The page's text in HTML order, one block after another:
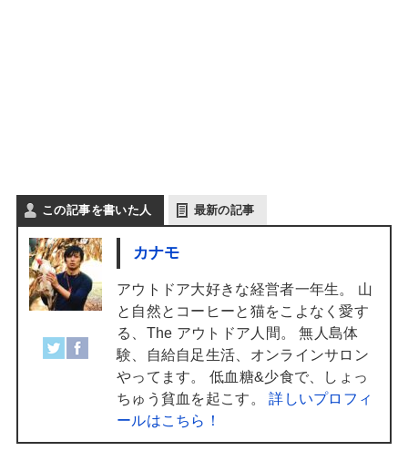
この記事を書いた人 最新の記事
カナモ
アウトドア大好きな経営者一年生。 山
と自然とコーヒーと猫をこよなく愛す
る、The アウトドア人間。 無人島体
験、自給自足生活、オンラインサロン
やってます。 低血糖&少食で、しょっ
ちゅう貧血を起こす。詳しいプロフィ
ールはこちら！